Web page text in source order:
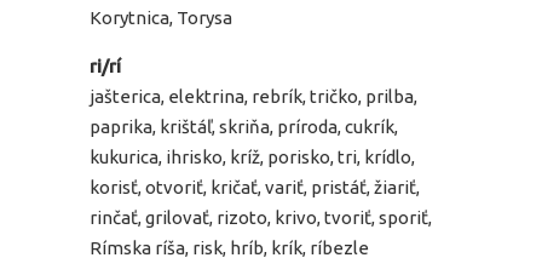
Korytnica, Torysa
ri/rí
jašterica, elektrina, rebrík, tričko, prilba,
paprika, krištáľ, skriňa, príroda, cukrík,
kukurica, ihrisko, kríž, porisko, tri, krídlo,
korisť, otvoriť, kričať, variť, pristáť, žiariť,
rinčať, grilovať, rizoto, krivo, tvoriť, sporiť,
Rímska ríša, risk, hríb, krík, ríbezle